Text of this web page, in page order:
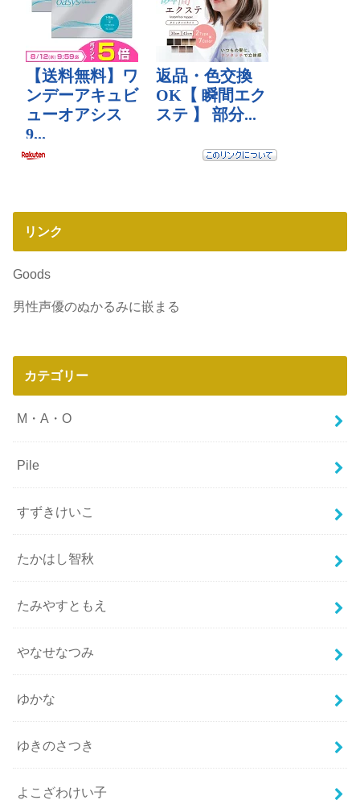
リンク
Goods
男性声優のぬかるみに嵌まる
カテゴリー
M・A・O
Pile
すずきけいこ
たかはし智秋
たみやすともえ
やなせなつみ
ゆかな
ゆきのさつき
よこざわけい子